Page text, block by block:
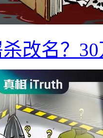
改名？